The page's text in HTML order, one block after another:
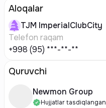
Aloqalar
TJM ImperialClubCity
Telefon raqam
+998 (95) ***-**-**
Quruvchi
Newmon Group
Hujjatlar tasdiqlangan